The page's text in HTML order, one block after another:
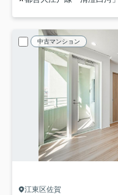
中古マンション
江東区佐賀